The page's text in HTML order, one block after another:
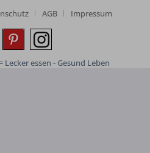
AGB Impressum
essen - Gesund Leben